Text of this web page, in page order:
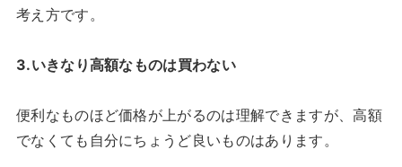
考え方です。
3.いきなり高額なものは買わない
便利なものほど価格が上がるのは理解できますが、高額
でなくても自分にちょうど良いものはあります。